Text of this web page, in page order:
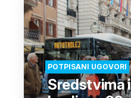
POTPISANI UGOVORI
Sredstvima